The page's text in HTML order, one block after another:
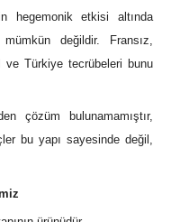
hegemonik etkisi altında
değildir. Fransız,
ve Türkiye tecrübeleri bunu
çözüm bulunamamıştır,
bu yapı sayesinde değil,